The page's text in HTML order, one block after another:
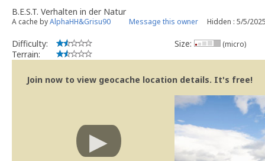
B.E.S.T. Verhalten in der Natur
A cache byAlphaHH&Grisu90 Message this owner Hidden : 5/5/
Difficulty:
Terrain:
Size: (micro)
Join now to view geocache location details. It's free!